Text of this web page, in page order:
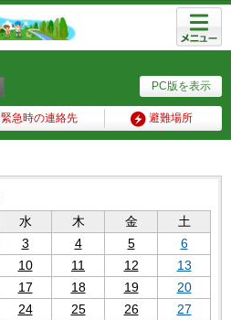
PC版を表示
緊急時の連絡先 避難場所
メニュ
ー
水 木 金
土
3 4 5
6
10 11 12
13
17 18 19
20
24 25 26
27